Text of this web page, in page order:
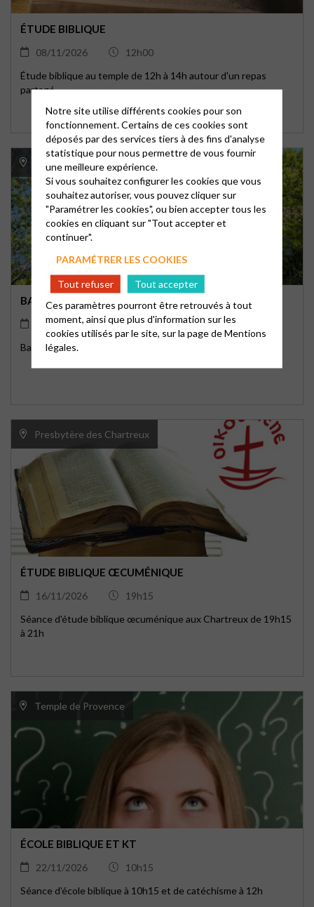
ÉTUDE BIBLIQUE
08/11/2026
12h00
Étude biblique au temple de 12h à 14h autour d'un repas
partagé
Presqu'île de Giens
BALADE DE PROVENCE (NOVEMBRE)
11/11/2026
09h00
Balade de Provence sur le sentier du littoral de Giens
Presbytère des Chartreux
ÉTUDE BIBLIQUE ŒCUMÉNIQUE
16/11/2026
19h15
Séance d'étude biblique œcuménique aux Chartreux de 19h15
à 21h
Temple de Provence
ÉCOLE BIBLIQUE ET KT
22/11/2026
10h15
Séance d'école biblique à 10h15 et de catéchisme à 12h
Notre site utilise différents cookies pour son
fonctionnement. Certains de ces cookies sont
déposés par des services tiers à des fins d'analyse
statistique pour nous permettre de vous fournir
une meilleure expérience.
Si vous souhaitez configurer les cookies que vous
souhaitez autoriser, vous pouvez cliquer sur
"Paramétrer les cookies", ou bien accepter tous les
cookies en cliquant sur "Tout accepter et
continuer".
PARAMÉTRER LES COOKIES
Tout refuser
Tout accepter
Ces paramètres pourront être retrouvés à tout
moment, ainsi que plus d'information sur les
cookies utilisés par le site, sur la page deMentions
légales.